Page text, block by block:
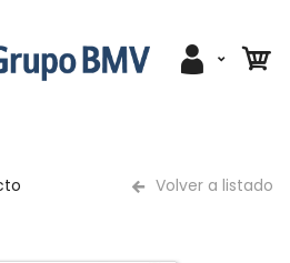
Volver a listado